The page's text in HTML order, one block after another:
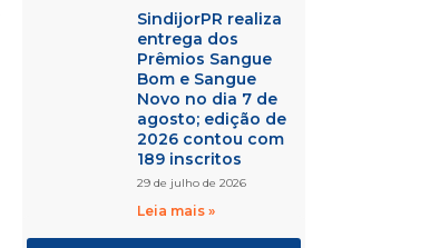
SindijorPR realiza
entrega dos
Prêmios Sangue
Bom e Sangue
Novo no dia 7 de
agosto; edição de
2026 contou com
189 inscritos
29 de julho de 2026
Leia mais »